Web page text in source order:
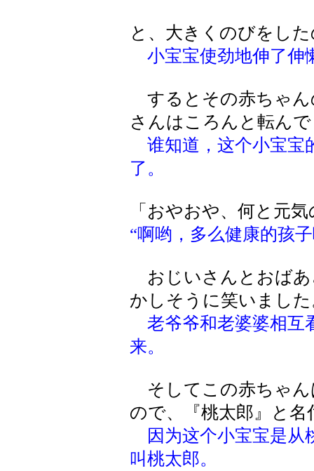
と、大きくのびをし
小宝宝使劲地伸了伸
するとその赤ちゃん
さんはころんと転ん
谁知道，这个小宝宝
了。
「おやおや、何と元
“啊哟，多么健康的孩
おじいさんとおばあ
かしそうに笑いまし
老爷爷和老婆婆相互
来。
そしてこの赤ちゃん
ので、『桃太郎』と
因为这个小宝宝是
叫桃太郎。